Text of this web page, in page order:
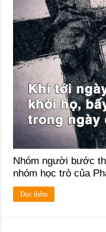
Nhóm người bước
nhóm học trò của
Đọc thêm